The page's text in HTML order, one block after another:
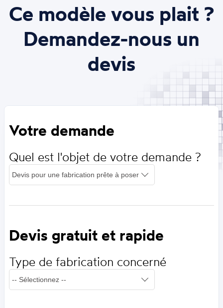
Ce modèle vous plait ?
Demandez-nous un
devis
Votre demande
Quel est l'objet de votre demande ?
Devis gratuit et rapide
Type de fabrication concerné